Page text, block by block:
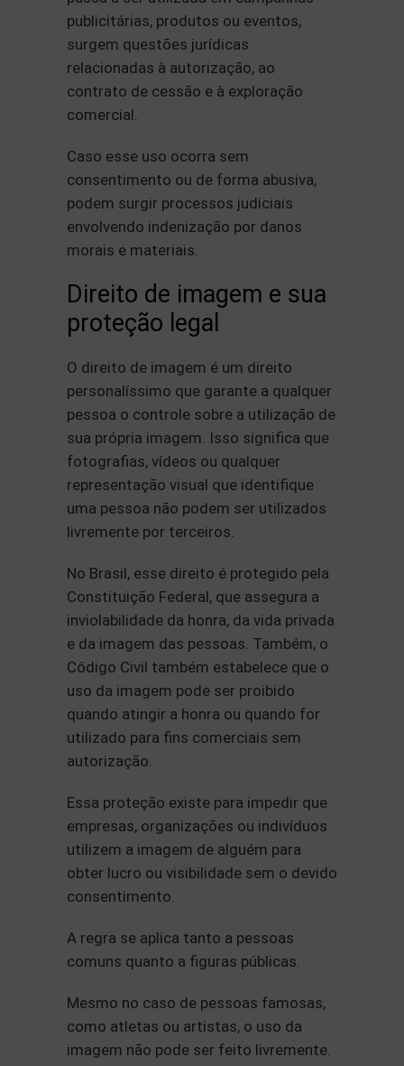
publicitárias, produtos ou eventos,
surgem questões jurídicas
relacionadas à autorização, ao
contrato de cessão e à exploração
comercial.
Caso esse uso ocorra sem
consentimento ou de forma abusiva,
podem surgir processos judiciais
envolvendo indenização por danos
morais e materiais.
Direito de imagem e sua
proteção legal
O direito de imagem é um direito
personalíssimo que garante a qualquer
pessoa o controle sobre a utilização de
sua própria imagem. Isso significa que
fotografias, vídeos ou qualquer
representação visual que identifique
uma pessoa não podem ser utilizados
livremente por terceiros.
No Brasil, esse direito é protegido pela
Constituição Federal, que assegura a
inviolabilidade da honra, da vida privada
e da imagem das pessoas. Também, o
Código Civil também estabelece que o
uso da imagem pode ser proibido
quando atingir a honra ou quando for
utilizado para fins comerciais sem
autorização.
Essa proteção existe para impedir que
empresas, organizações ou indivíduos
utilizem a imagem de alguém para
obter lucro ou visibilidade sem o devido
consentimento.
A regra se aplica tanto a pessoas
comuns quanto a figuras públicas.
Mesmo no caso de pessoas famosas,
como atletas ou artistas, o uso da
imagem não pode ser feito livremente.